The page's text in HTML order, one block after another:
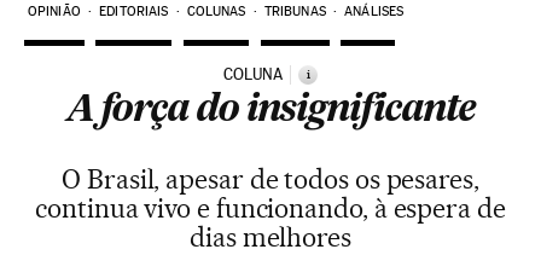
OPINIÃO EDITORIAIS COLUNAS TRIBUNAS ANÁLISES
COLUNA i
A força do insignificante
O Brasil, apesar de todos os pesares,
continua vivo e funcionando, à espera de
dias melhores